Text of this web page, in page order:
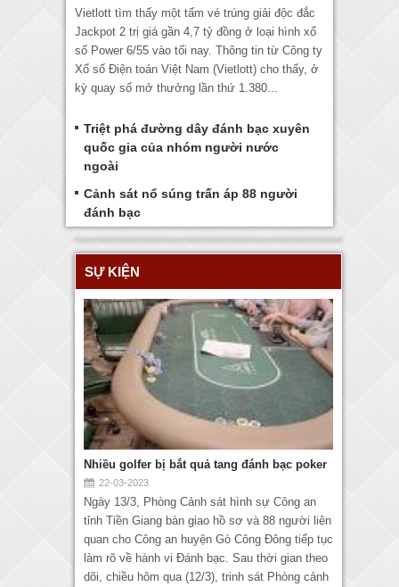
Vietlott tìm thấy một tấm vé trúng giải độc đắc
Jackpot 2 trị giá gần 4,7 tỷ đồng ở loại hình xổ
số Power 6/55 vào tối nay. Thông tin từ Công ty
Xổ số Điện toán Việt Nam (Vietlott) cho thấy, ở
kỳ quay số mở thưởng lần thứ 1.380...
Triệt phá đường dây đánh bạc xuyên
quốc gia của nhóm người nước
ngoài
Cảnh sát nổ súng trấn áp 88 người
đánh bạc
SỰ KIỆN
Nhiều golfer bị bắt quả tang đánh bạc poker
22-03-2023
Ngày 13/3, Phòng Cảnh sát hình sự Công an
tỉnh Tiền Giang bàn giao hồ sơ và 88 người liên
quan cho Công an huyện Gò Công Đông tiếp tục
làm rõ về hành vi Đánh bạc. Sau thời gian theo
dõi, chiều hôm qua (12/3), trinh sát Phòng cảnh